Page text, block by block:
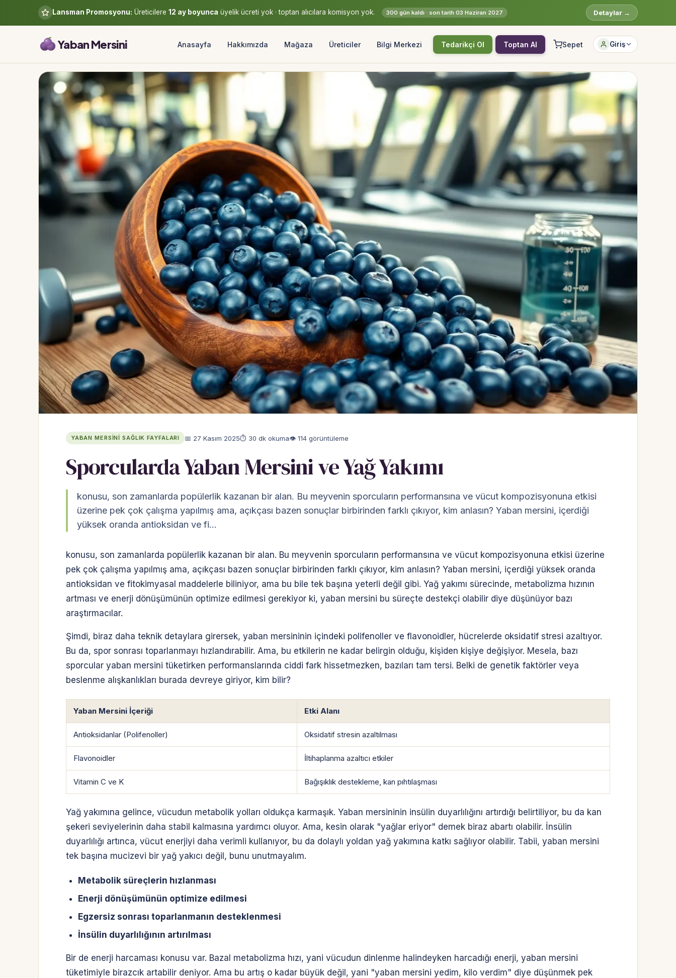
Lansman Promosyonu: Üreticilere 12 ay boyunca üyelik ücreti yok · toptan alıcılara komisyon yok. 300 gün kaldı · son tarih 03 Haziran 2027 Detaylar →
Yaban Mersini Anasayfa Hakkımızda Mağaza Üreticiler Bilgi Merkezi Tedarikçi Ol Toptan Al Sepet Giriş
Hesabına giriş yap
Rolüne uygun panelden devam et.
Bireysel müşteri hesabı
Üretici / çiftçi paneli
B2B alıcı paneli
YABAN MERSINI SAĞLIK FAYFALARI 📅 27 Kasım 2025⏱ 30 dk okuma👁 114 görüntüleme
Sporcularda Yaban Mersini ve Yağ Yakımı
konusu, son zamanlarda popülerlik kazanan bir alan. Bu meyvenin sporcuların performansına ve vücut kompozisyonuna etkisi
üzerine pek çok çalışma yapılmış ama, açıkçası bazen sonuçlar birbirinden farklı çıkıyor, kim anlasın? Yaban mersini, içerdiği
yüksek oranda antioksidan ve fi…
konusu, son zamanlarda popülerlik kazanan bir alan. Bu meyvenin sporcuların performansına ve vücut kompozisyonuna etkisi üzerine
pek çok çalışma yapılmış ama, açıkçası bazen sonuçlar birbirinden farklı çıkıyor, kim anlasın? Yaban mersini, içerdiği yüksek oranda
antioksidan ve fitokimyasal maddelerle biliniyor, ama bu bile tek başına yeterli değil gibi. Yağ yakımı sürecinde, metabolizma hızının
artması ve enerji dönüşümünün optimize edilmesi gerekiyor ki, yaban mersini bu süreçte destekçi olabilir diye düşünüyor bazı
araştırmacılar.
Şimdi, biraz daha teknik detaylara girersek, yaban mersininin içindeki polifenoller ve flavonoidler, hücrelerde oksidatif stresi azaltıyor.
Bu da, spor sonrası toparlanmayı hızlandırabilir. Ama, bu etkilerin ne kadar belirgin olduğu, kişiden kişiye değişiyor. Mesela, bazı
sporcular yaban mersini tüketirken performanslarında ciddi fark hissetmezken, bazıları tam tersi. Belki de genetik faktörler veya
beslenme alışkanlıkları burada devreye giriyor, kim bilir?
Yaban Mersini İçeriği Etki Alanı
Antioksidanlar (Polifenoller) Oksidatif stresin azaltılması
Flavonoidler İltihaplanma azaltıcı etkiler
Vitamin C ve K Bağışıklık destekleme, kan pıhtılaşması
Yağ yakımına gelince, vücudun metabolik yolları oldukça karmaşık. Yaban mersininin insülin duyarlılığını artırdığı belirtiliyor, bu da kan
şekeri seviyelerinin daha stabil kalmasına yardımcı oluyor. Ama, kesin olarak "yağlar eriyor" demek biraz abartı olabilir. İnsülin
duyarlılığı artınca, vücut enerjiyi daha verimli kullanıyor, bu da dolaylı yoldan yağ yakımına katkı sağlıyor olabilir. Tabii, yaban mersini
tek başına mucizevi bir yağ yakıcı değil, bunu unutmayalım.
Metabolik süreçlerin hızlanması
Enerji dönüşümünün optimize edilmesi
Egzersiz sonrası toparlanmanın desteklenmesi
İnsülin duyarlılığının artırılması
Bir de enerji harcaması konusu var. Bazal metabolizma hızı, yani vücudun dinlenme halindeyken harcadığı enerji, yaban mersini
tüketimiyle birazcık artabilir deniyor. Ama bu artış o kadar büyük değil, yani "yaban mersini yedim, kilo verdim" diye düşünmek pek